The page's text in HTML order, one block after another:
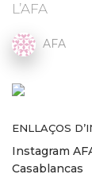
L’AFA
AFA
ENLLAÇOS
Instagram
Casablancas